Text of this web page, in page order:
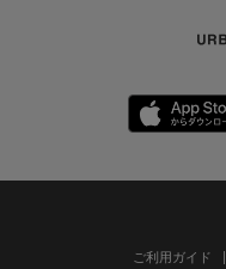
ご利用ガイド